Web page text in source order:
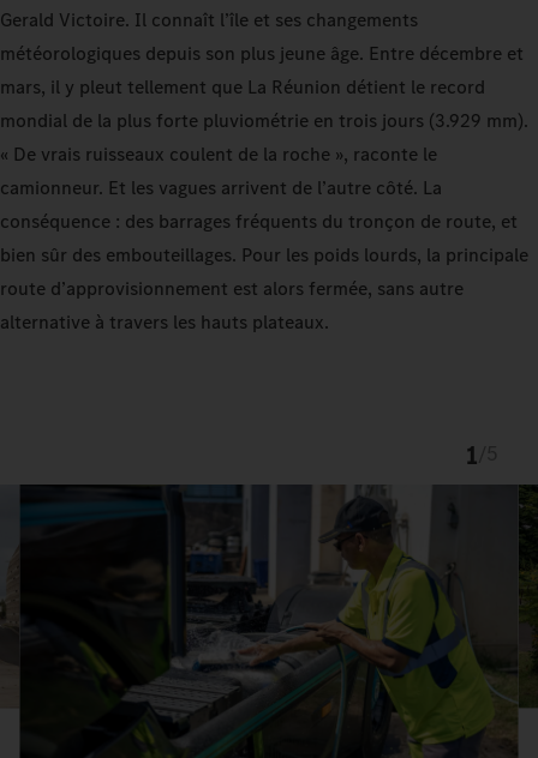
Gerald Victoire. Il connaît l’île et ses changements
météorologiques depuis son plus jeune âge. Entre décembre et
mars, il y pleut tellement que La Réunion détient le record
mondial de la plus forte pluviométrie en trois jours (3.929 mm).
« De vrais ruisseaux coulent de la roche », raconte le
camionneur. Et les vagues arrivent de l’autre côté. La
conséquence : des barrages fréquents du tronçon de route, et
bien sûr des embouteillages. Pour les poids lourds, la principale
route d’approvisionnement est alors fermée, sans autre
alternative à travers les hauts plateaux.
1